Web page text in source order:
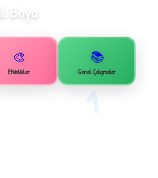
Boya
🎨
Etkinlikler
📚
Genel Çalışmalar
1